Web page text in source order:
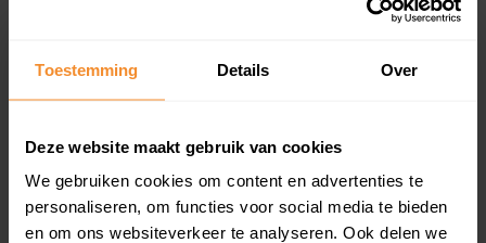
Toestemming Details Over
Deze website maakt gebruik van cookies
We gebruiken cookies om content en advertenties te
personaliseren, om functies voor social media te bieden
en om ons websiteverkeer te analyseren. Ook delen we
Koopsommenoverzicht (1 jaar gratis
Inclusief 1 jaar gratis updates
inclusief een jaar lang gratis updates van nieuwe
koopsommen.